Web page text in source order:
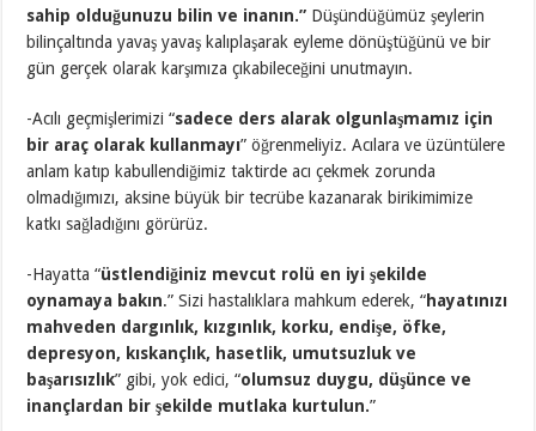
sahip olduğunuzu bilin ve inanın.” Düşündüğümüz şeylerin
bilinçaltında yavaş yavaş kalıplaşarak eyleme dönüştüğünü ve bir
gün gerçek olarak karşımıza çıkabileceğini unutmayın.
-Acılı geçmişlerimizi “sadece ders alarak olgunlaşmamız için
bir araç olarak kullanmayı” öğrenmeliyiz. Acılara ve üzüntülere
anlam katıp kabullendiğimiz taktirde acı çekmek zorunda
olmadığımızı, aksine büyük bir tecrübe kazanarak birikimimize
katkı sağladığını görürüz.
-Hayatta “üstlendiğiniz mevcut rolü en iyi şekilde
oynamaya bakın.” Sizi hastalıklara mahkum ederek, “hayatınızı
mahveden dargınlık, kızgınlık, korku, endişe, öfke,
depresyon, kıskançlık, hasetlik, umutsuzluk ve
başarısızlık” gibi, yok edici, “olumsuz duygu, düşünce ve
inançlardan bir şekilde mutlaka kurtulun.”